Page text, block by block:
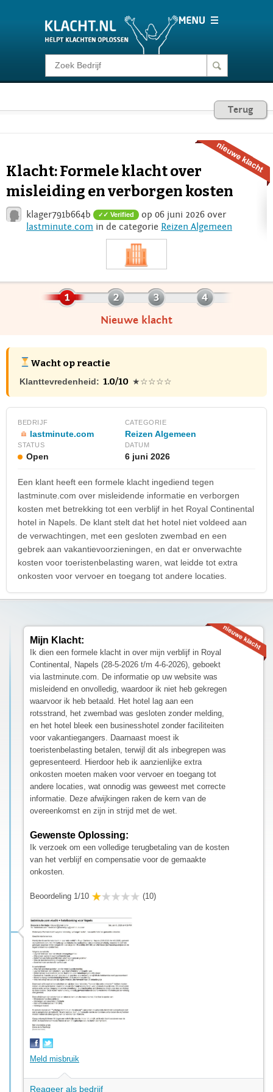
Klacht melden
Consumentenrecht
Voor Bedrijven
Login
Terug
Klacht: Formele klacht over
misleiding en verborgen kosten
klager791b664b ✓ Verified
op 06 juni 2026 over
lastminute.com in de categorie Reizen Algemeen
Nieuwe klacht
Wacht op reactie
Klanttevredenheid: 1.0/10 ★☆☆☆☆
BEDRIJF
lastminute.com
CATEGORIE
Reizen Algemeen
STATUS
Open
DATUM
6 juni 2026
Een klant heeft een formele klacht ingediend tegen
lastminute.com over misleidende informatie en verborgen
kosten met betrekking tot een verblijf in het Royal Continental
hotel in Napels. De klant stelt dat het hotel niet voldeed aan
de verwachtingen, met een gesloten zwembad en een
gebrek aan vakantievoorzieningen, en dat er onverwachte
kosten voor toeristenbelasting waren, wat leidde tot extra
onkosten voor vervoer en toegang tot andere locaties.
Mijn Klacht:
Ik dien een formele klacht in over mijn verblijf in Royal
Continental, Napels (28-5-2026 t/m 4-6-2026), geboekt
via lastminute.com. De informatie op uw website was
misleidend en onvolledig, waardoor ik niet heb gekregen
waarvoor ik heb betaald. Het hotel lag aan een
rotsstrand, het zwembad was gesloten zonder melding,
en het hotel bleek een businesshotel zonder faciliteiten
voor vakantiegangers. Daarnaast moest ik
toeristenbelasting betalen, terwijl dit als inbegrepen was
gepresenteerd. Hierdoor heb ik aanzienlijke extra
onkosten moeten maken voor vervoer en toegang tot
andere locaties, wat onnodig was geweest met correcte
informatie. Deze afwijkingen raken de kern van de
overeenkomst en zijn in strijd met de wet.
Gewenste Oplossing:
Ik verzoek om een volledige terugbetaling van de kosten
van het verblijf en compensatie voor de gemaakte
onkosten.
Beoordeling 1/10 (10)
Meld misbruik
Reageer als bedrijf